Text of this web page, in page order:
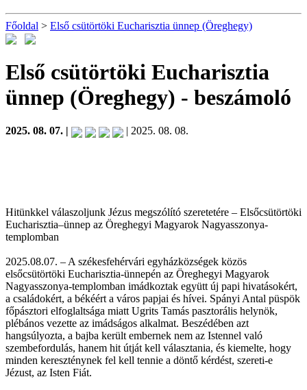
Főoldal > Első csütörtöki Eucharisztia ünnep (Öreghegy)
Első csütörtöki Eucharisztia
ünnep (Öreghegy) - beszámoló
2025. 08. 07. | | 2025. 08. 08.
Hitünkkel válaszoljunk Jézus megszólító szeretetére – Elsőcsütörtöki
Eucharisztia–ünnep az Öreghegyi Magyarok Nagyasszonya-
templomban
2025.08.07. – A székesfehérvári egyházközségek közös
elsőcsütörtöki Eucharisztia-ünnepén az Öreghegyi Magyarok
Nagyasszonya-templomban imádkoztak együtt új papi hivatásokért,
a családokért, a békéért a város papjai és hívei. Spányi Antal püspök
főpásztori elfoglaltsága miatt Ugrits Tamás pasztorális helynök,
plébános vezette az imádságos alkalmat. Beszédében azt
hangsúlyozta, a bajba került embernek nem az Istennel való
szembefordulás, hanem hit útját kell választania, és kiemelte, hogy
minden kereszténynek fel kell tennie a döntő kérdést, szereti-e
Jézust, az Isten Fiát.